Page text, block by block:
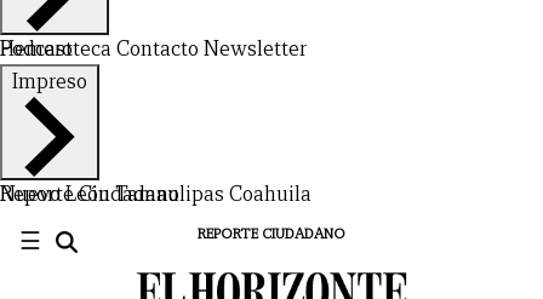
Hemeroteca Contacto Newsletter
Podcast
Impreso
Nuevo LeónTamaulipas Coahuila
Reporte Ciudadano
☰ REPORTE CIUDADANO